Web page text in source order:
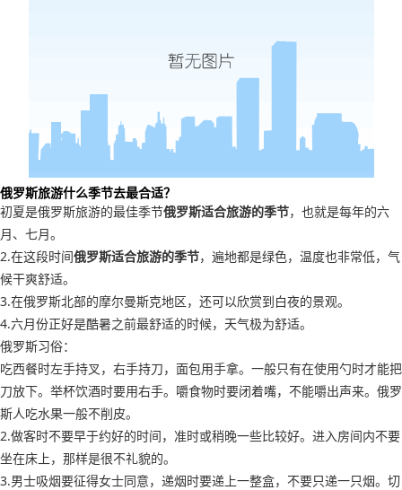
俄罗斯旅游什么季节去最合适？
初夏是俄罗斯旅游的最佳季节俄罗斯适合旅游的季节，也就是每年的六
月、七月。
2.在这段时间俄罗斯适合旅游的季节，遍地都是绿色，温度也非常低，气
候干爽舒适。
3.在俄罗斯北部的摩尔曼斯克地区，还可以欣赏到白夜的景观。
4.六月份正好是酷暑之前最舒适的时候，天气极为舒适。
俄罗斯习俗：
吃西餐时左手持叉，右手持刀，面包用手拿。一般只有在使用勺时才能把
刀放下。举杯饮酒时要用右手。嚼食物时要闭着嘴，不能嚼出声来。俄罗
斯人吃水果一般不削皮。
2.做客时不要早于约好的时间，准时或稍晚一些比较好。进入房间内不要
坐在床上，那样是很不礼貌的。
3.男士吸烟要征得女士同意，递烟时要递上一整盒，不要只递一只烟。切